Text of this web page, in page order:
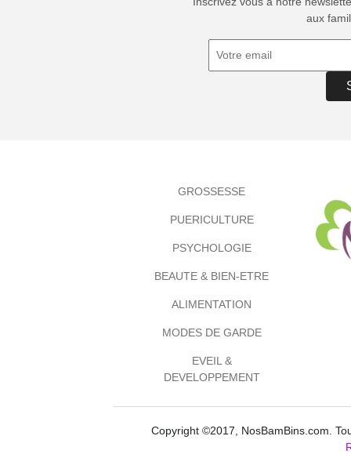
aux
GROSSESSE
PUERICULTURE
PSYCHOLOGIE
BEAUTE & BIEN-ETRE
ALIMENTATION
MODES DE GARDE
EVEIL &
DEVELOPPEMENT
Copyright ©2017, NosBamBins.com.